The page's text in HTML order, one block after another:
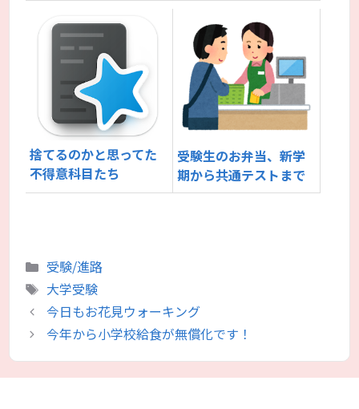
捨てるのかと思ってた
不得意科目たち
受験生のお弁当、新学
期から共通テストまで
カ
テ
ゴ
リ
ー
受験/進路
タ
グ
大学受験
今日もお花見ウォーキング
今年から小学校給食が無償化です！